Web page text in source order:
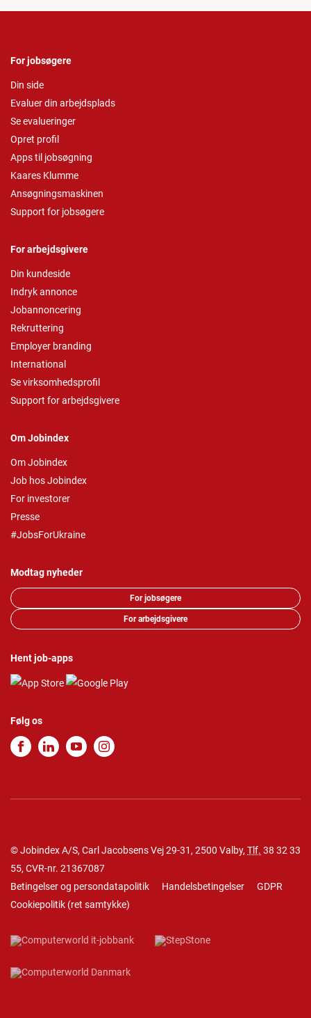
For jobsøgere
Din side
Evaluer din arbejdsplads
Se evalueringer
Opret profil
Apps til jobsøgning
Kaares Klumme
Ansøgningsmaskinen
Support for jobsøgere
For arbejdsgivere
Din kundeside
Indryk annonce
Jobannoncering
Rekruttering
Employer branding
International
Se virksomhedsprofil
Support for arbejdsgivere
Om Jobindex
Om Jobindex
Job hos Jobindex
For investorer
Presse
#JobsForUkraine
Modtag nyheder
For jobsøgere
For arbejdsgivere
Hent job-apps
Følg os
© Jobindex A/S, Carl Jacobsens Vej 29-31, 2500 Valby, Tlf. 38 32 33
55, CVR-nr. 21367087
Betingelser og persondatapolitik
Handelsbetingelser
GDPR
Cookiepolitik (ret samtykke)